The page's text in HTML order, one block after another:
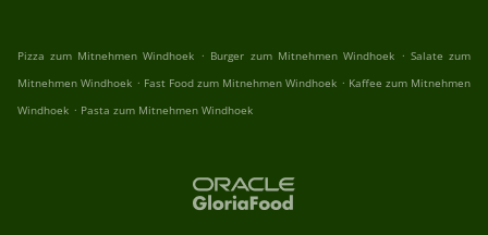
Pizza zum Mitnehmen Windhoek . Burger zum Mitnehmen Windhoek . Salate zum
Mitnehmen Windhoek . Fast Food zum Mitnehmen Windhoek . Kaffee zum Mitnehmen
Windhoek . Pasta zum Mitnehmen Windhoek